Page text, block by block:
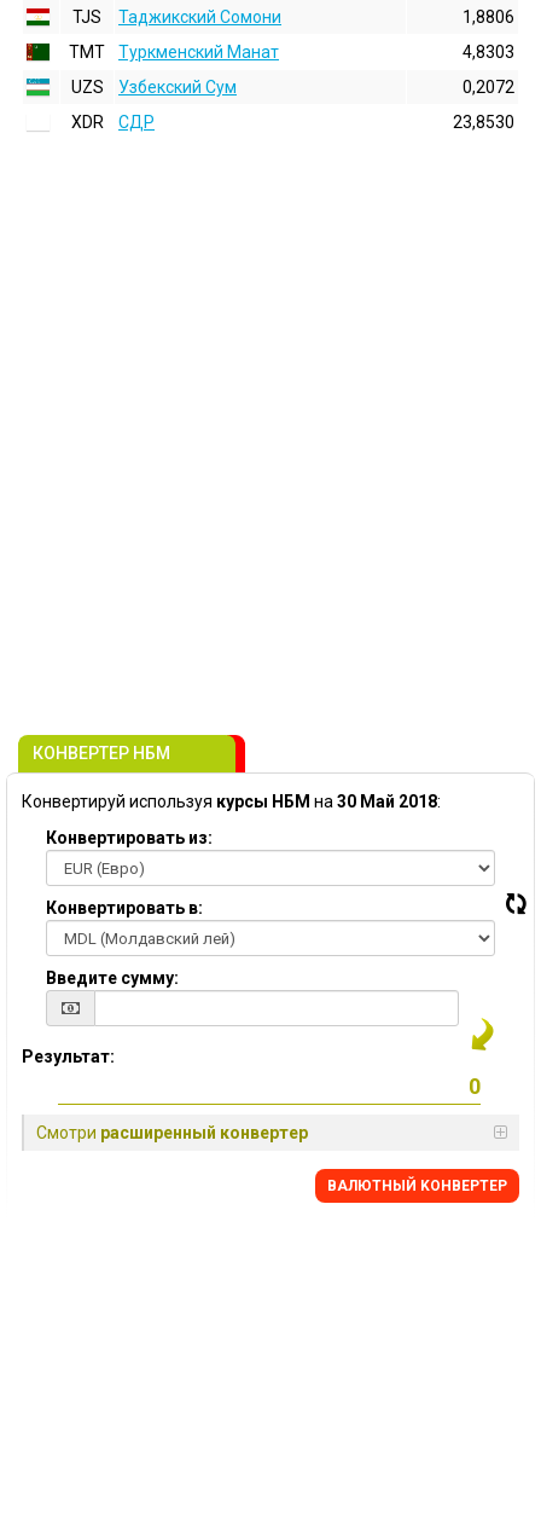
TJS
Таджикский Сомони
1,8806
TMT
Туркменский Манат
4,8303
UZS
Узбекский Сум
0,2072
XDR
СДР 23,8530
КОНВЕРТЕР НБМ
Конвертируй используя курсы НБМ на 30 Май 2018:
Конвертировать из:
Конвертировать в:
Введите сумму:
Результат:
Смотри расширенный конвертер
BАЛЮТНЫЙ KОНВЕРТЕР